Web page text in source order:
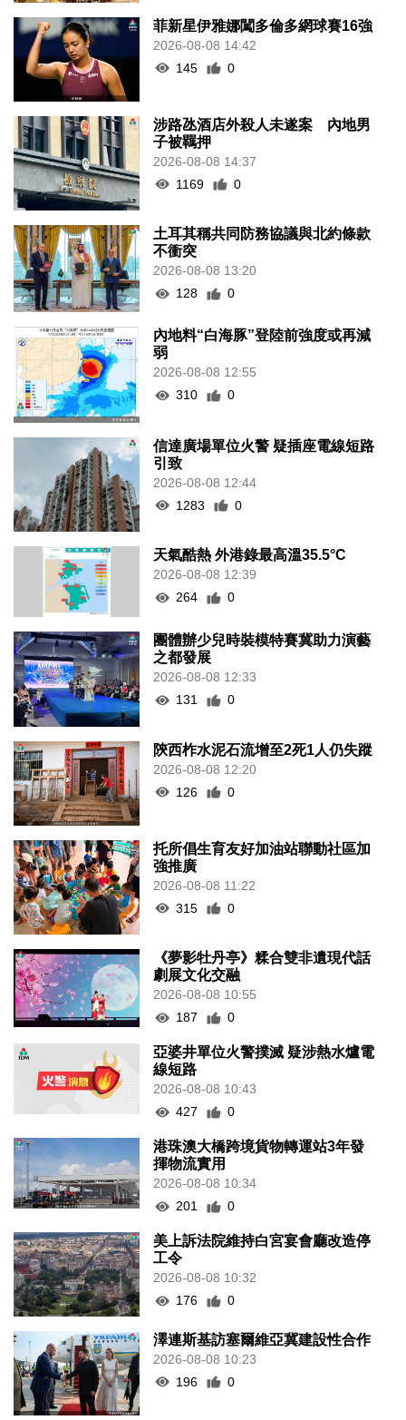
菲新星伊雅娜闖多倫多網球賽16強
2026-08-08 14:42
145
0
涉路氹酒店外殺人未遂案 內地男
子被羈押
2026-08-08 14:37
1169
0
土耳其稱共同防務協議與北約條款
不衝突
2026-08-08 13:20
128
0
內地料“白海豚”登陸前強度或再減
弱
2026-08-08 12:55
310
0
信達廣場單位火警 疑插座電線短路
引致
2026-08-08 12:44
1283
0
天氣酷熱 外港錄最高溫35.5°C
2026-08-08 12:39
264
0
團體辦少兒時裝模特賽冀助力演藝
之都發展
2026-08-08 12:33
131
0
陝西柞水泥石流增至2死1人仍失蹤
2026-08-08 12:20
126
0
托所倡生育友好加油站聯動社區加
強推廣
2026-08-08 11:22
315
0
《夢影牡丹亭》糅合雙非遺現代話
劇展文化交融
2026-08-08 10:55
187
0
亞婆井單位火警撲滅 疑涉熱水爐電
線短路
2026-08-08 10:43
427
0
港珠澳大橋跨境貨物轉運站3年發
揮物流實用
2026-08-08 10:34
201
0
美上訴法院維持白宮宴會廳改造停
工令
2026-08-08 10:32
176
0
澤連斯基訪塞爾維亞冀建設性合作
2026-08-08 10:23
196
0